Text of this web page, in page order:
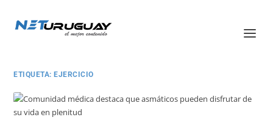
ETIQUETA: EJERCICIO